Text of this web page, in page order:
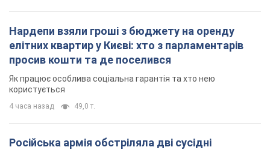
Нардепи взяли гроші з бюджету на оренду
елітних квартир у Києві: хто з парламентарів
просив кошти та де поселився
Як працює особлива соціальна гарантія та хто нею
користується
4 часа назад 49,0 т.
Російська армія обстріляла дві сусідні